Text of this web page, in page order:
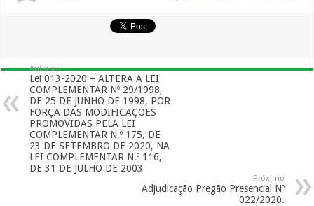
Anterior
Lei 013-2020 – ALTERA A LEI
COMPLEMENTAR Nº 29/1998,
DE 25 DE JUNHO DE 1998, POR
FORÇA DAS MODIFICAÇÕES
PROMOVIDAS PELA LEI
COMPLEMENTAR N.º 175, DE
23 DE SETEMBRO DE 2020, NA
LEI COMPLEMENTAR N.º 116,
DE 31 DE JULHO DE 2003
Próximo
Adjudicação Pregão Presencial Nº
022/2020.